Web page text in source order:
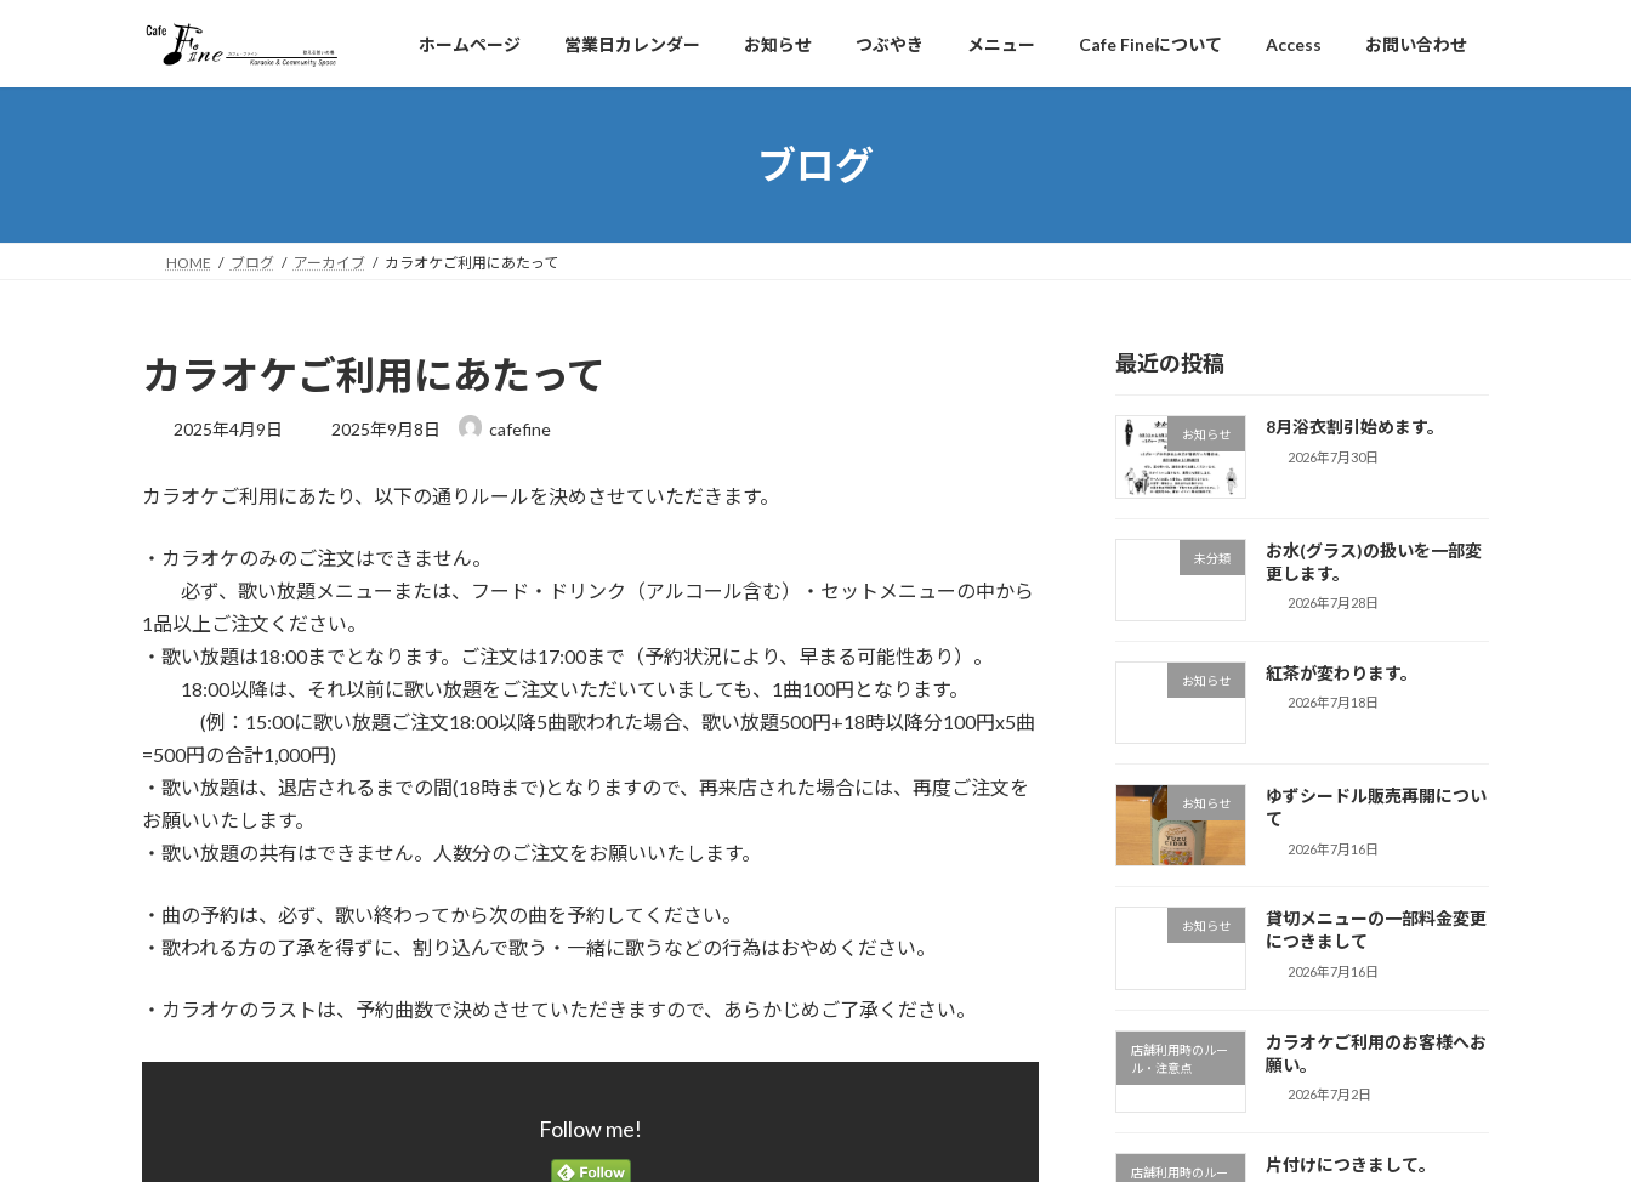
ッ
移
ホームページ 営業日カレンダー お知らせ つぶやき メニュー Cafe Fineについて Access お問い合わせ
ブログ
HOME ブログ アーカイブ カラオケご利用にあたって
カラオケご利用にあたって
2025年4月9日
最
新
時
:
2025年9月8日 cafefine
カラオケご利用にあたり、以下の通りルールを決めさせていただきます。
・カラオケのみのご注文はできません。
必ず、歌い放題メニューまたは、フード・ドリンク（アルコール含む）・セットメニューの中から
1品以上ご注文ください。
・歌い放題は18:00までとなります。ご注文は17:00まで（予約状況により、早まる可能性あり）。
18:00以降は、それ以前に歌い放題をご注文いただいていましても、1曲100円となります。
(例：15:00に歌い放題ご注文18:00以降5曲歌われた場合、歌い放題500円+18時以降分100円x5曲
=500円の合計1,000円)
・歌い放題は、退店されるまでの間(18時まで)となりますので、再来店された場合には、再度ご注文を
お願いいたします。
・歌い放題の共有はできません。人数分のご注文をお願いいたします。
・曲の予約は、必ず、歌い終わってから次の曲を予約してください。
・歌われる方の了承を得ずに、割り込んで歌う・一緒に歌うなどの行為はおやめください。
・カラオケのラストは、予約曲数で決めさせていただきますので、あらかじめご了承ください。
Follow me!
最近の投稿
お知らせ 8月浴衣割引始めます。
2026年7月30日
未分類
お水(グラス)の扱いを一部変
更します。
2026年7月28日
お知らせ 紅茶が変わります。
2026年7月18日
お知らせ
ゆずシードル販売再開につい
て
2026年7月16日
お知らせ
貸切メニューの一部料金変更
につきまして
2026年7月16日
店舗利用時のルー
ル・注意点
カラオケご利用のお客様へお
願い。
2026年7月2日
店舗利用時のルー
片付けにつきまして。